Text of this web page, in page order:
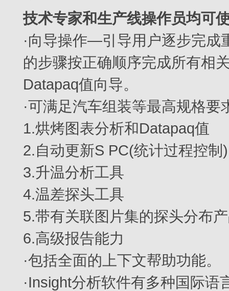
技术专家和生产线操作员均可
·向导操作—引导用户逐步完成
的步骤按正确顺序完成所有相
Datapaq值向导。
·可满足汽车组装等最高规格要
1.烘烤图表分析和Datapaq值
2.自动更新S PC(统计过程控制)
3.升温分析工具
4.温差探头工具
5.带有关联图片集的探头分布
6.高级报告能力
·包括全面的上下文帮助功能。
·Insight分析软件有多种国际语